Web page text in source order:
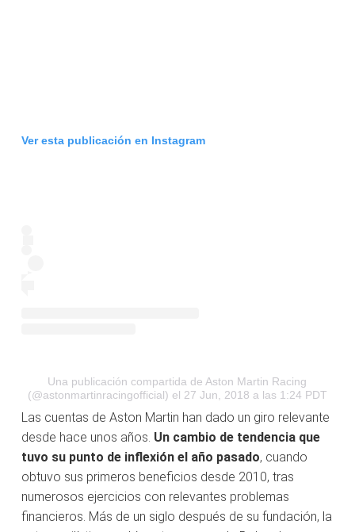
Ver esta publicación en Instagram
Una publicación compartida de Aston Martin Racing
(@astonmartinracingofficial) el 27 Jun, 2018 a las 1:24 PDT
Las cuentas de Aston Martin han dado un giro relevante
desde hace unos años. Un cambio de tendencia que
tuvo su punto de inflexión el año pasado, cuando
obtuvo sus primeros beneficios desde 2010, tras
numerosos ejercicios con relevantes problemas
financieros. Más de un siglo después de su fundación, la